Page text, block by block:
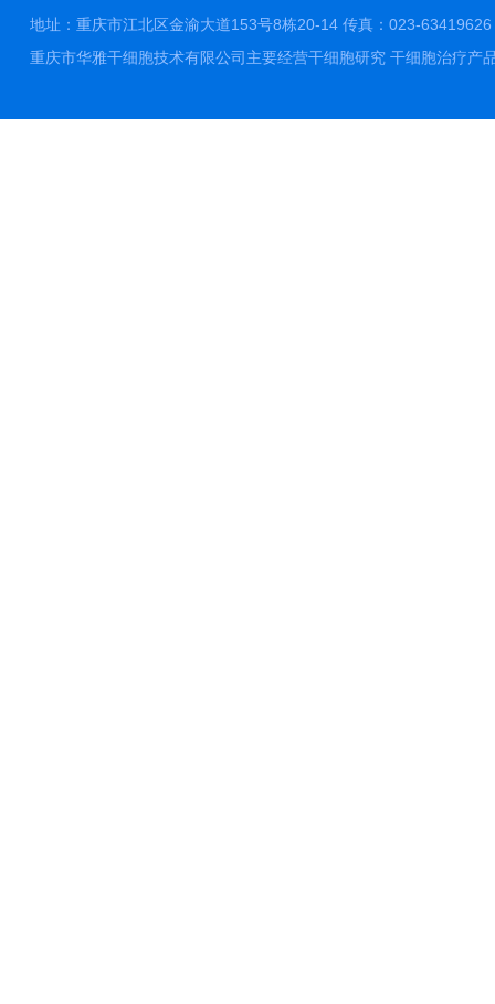
地址：重庆市江北区金渝大道153号8栋20-14 传真：023-
重庆市华雅干细胞技术有限公司主要经营干细胞研究 干细胞治疗产